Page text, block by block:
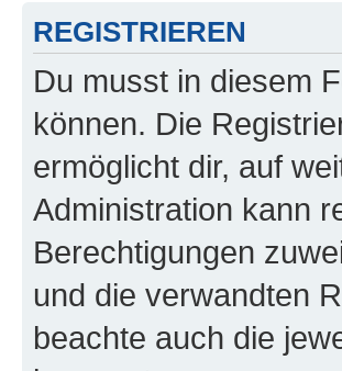
REGISTRIEREN
Du musst in diesem
können. Die
ermöglicht dir, auf
Administration kann
Berechtigungen
und die verwandten
beachte auch die